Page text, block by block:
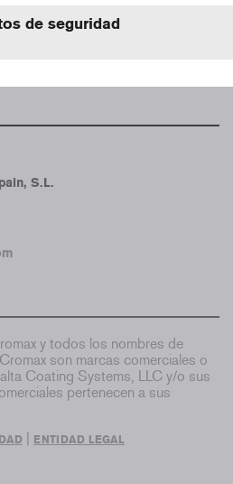
de seguridad
S.L.
y todos los nombres de
son marcas comerciales o
Coating Systems, LLC y/o sus
pertenecen a sus
ENTIDAD LEGAL